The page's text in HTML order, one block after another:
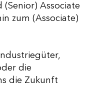
Associate
zum (Associate)
die
die Zukunft